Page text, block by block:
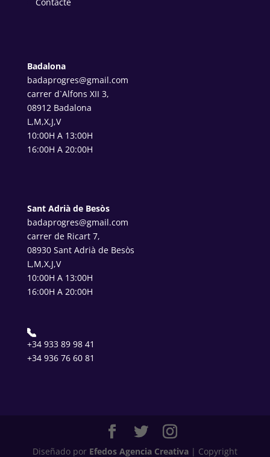
Badalona
badaprogres@gmail.com
carrer d`Alfons XII 3,
08912 Badalona
L,M,X,J,V
10:00H A 13:00H
16:00H A 20:00H
Sant Adrià de Besòs
badaprogres@gmail.com
carrer de Ricart 7,
08930 Sant Adrià de Besòs
L,M,X,J,V
10:00H A 13:00H
16:00H A 20:00H
+34 933 89 98 41
+34 936 76 60 81
Diseñado por Efedos Agencia Creativa| Copyright